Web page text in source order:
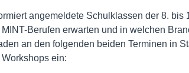
angemeldete Schulklassen der 8. bis
Berufen erwarten und in welchen
an den folgenden beiden Terminen in
ein: